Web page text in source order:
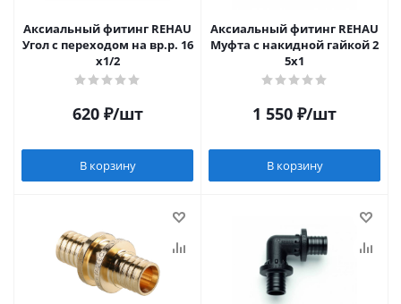
Аксиальный фитинг REHAU
Угол с переходом на вр.р. 16
х1/2
620₽/шт
В корзину
Аксиальный фитинг REHAU
Муфта с накидной гайкой 2
5х1
1 550 ₽/шт
В корзину